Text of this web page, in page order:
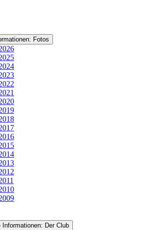
Fotos
Informationen: Der Club